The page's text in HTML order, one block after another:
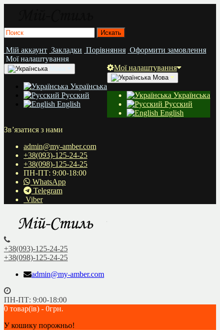
Мій аккаунт Закладки Порівняння Оформити замовлення
Мої налаштування
Українська
Русский
English
Мої налаштування
Мова
Українська
Русский
English
Зв’язатися з нами
admin@my-amber.com
+38(093)-125-24-25
+38(098)-125-24-25
ПН-ПТ: 9:00-18:00
WhatsApp
Telegram
Viber
+38(093)-125-24-25
+38(098)-125-24-25
admin@my-amber.com
ПН-ПТ: 9:00-18:00
0 товар(ів) - 0грн.
У кошику порожньо!